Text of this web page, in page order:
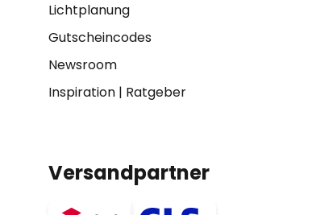
Lichtplanung
Gutscheincodes
Newsroom
Inspiration| Ratgeber
Versandpartner